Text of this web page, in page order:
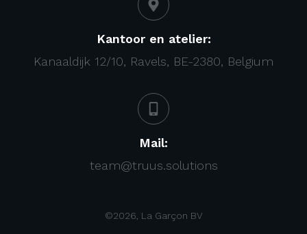
Kantoor en atelier:
Kanaaldijk 12/10, Ravels, BE-2380, Belgium
Mail:
team@truus.solutions
©2026 La Garçon BV